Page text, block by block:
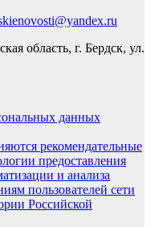
область, г. Бердск, ул.
данных
рекомендательные
предоставления
и анализа
пользователей сети
Российской